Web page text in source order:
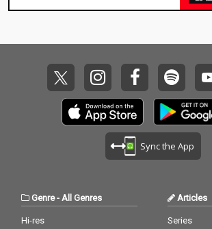
Sync the App
Genre- All Genres
Hi-res
Articles
Series